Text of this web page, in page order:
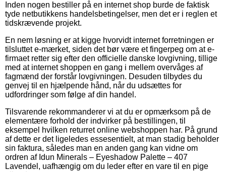
Inden nogen bestiller på en internet shop burde de faktisk
tyde netbutikkens handelsbetingelser, men det er i reglen et
tidskrævende projekt.
En nem løsning er at kigge hvorvidt internet forretningen er
tilsluttet e-mærket, siden det bør være et fingerpeg om at e-
firmaet retter sig efter den officielle danske lovgivning, tillige
med at internet shoppen en gang i mellem overvåges af
fagmænd der forstår lovgivningen. Desuden tilbydes du
genvej til en hjælpende hånd, når du udsættes for
udfordringer som følge af din handel.
Tilsvarende rekommanderer vi at du er opmærksom på de
elementære forhold der indvirker på bestillingen, til
eksempel hvilken returret online webshoppen har. På grund
af dette er det ligeledes essesentielt, at man stadig beholder
sin faktura, således man en anden gang kan vidne om
ordren af Idun Minerals – Eyeshadow Palette – 407
Lavendel, uafhængig om du leder efter en vare til en pige